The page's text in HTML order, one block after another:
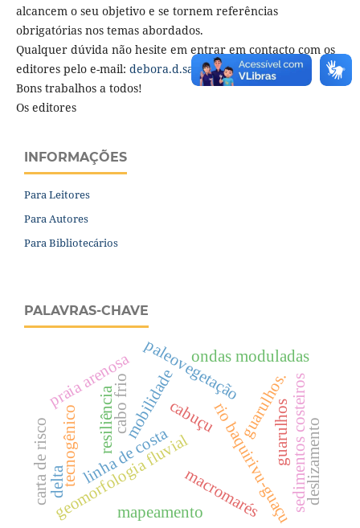
alcancem o seu objetivo e se tornem referências
obrigatórias nos temas abordados.
Qualquer dúvida não hesite em entrar em contacto com os
editores pelo e-mail: debora.d.santos@ufes.br
Bons trabalhos a todos!
Os editores
INFORMAÇÕES
Para Leitores
Para Autores
Para Bibliotecários
PALAVRAS-CHAVE
geomorfologia fluvial
linha de costa rio baquirivu-guaçu
tecnogênico
mapeamento
mobilidade
paleovegetação
resiliência
ondas moduladas
macromarés
praia arenosa
cabo frio guarulhos.sedimentos costeiros
delta
guarulhos deslizamento
cabuçu
carta de risco